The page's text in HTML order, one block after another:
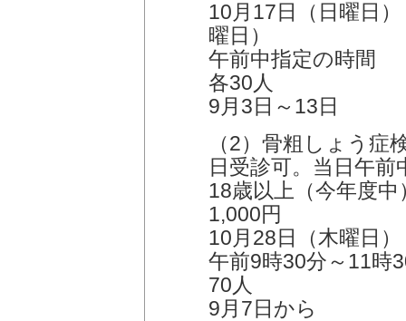
10月17日（日曜日
曜日）
午前中指定の時間
各30人
9月3日～13日
（2）骨粗しょう症
日受診可。当日午
18歳以上（今年度
1,000円
10月28日（木曜日
午前9時30分～11
70人
9月7日から